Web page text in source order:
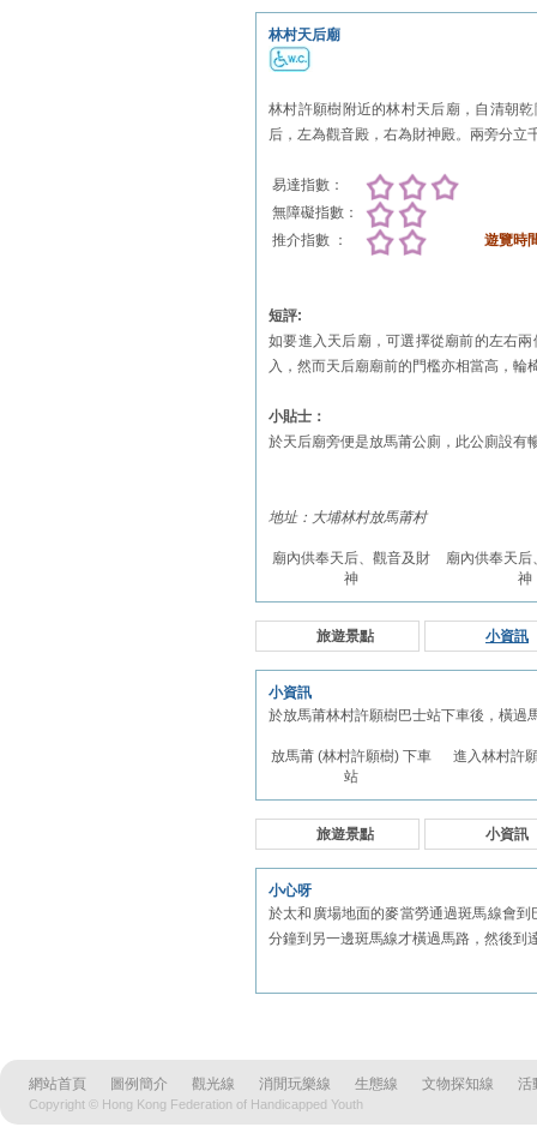
林村天后廟
林村許願樹附近的林村天后廟，自清朝
后，左為觀音殿，右為財神殿。兩旁分立
易達指數：
無障礙指數：
推介指數 ：
遊覽時
短評:
如要進入天后廟，可選擇從廟前的左右
入，然而天后廟廟前的門檻亦相當高，輪
小貼士：
於天后廟旁便是放馬莆公廁，此公廁設有
地址：大埔林村放馬莆村
廟內供奉天后、觀音及財
神
廟內供奉天后
神
旅遊景點 小資訊
小資訊
於放馬莆林村許願樹巴士站下車後，橫過
放馬莆 (林村許願樹) 下車
站
進入林村許
旅遊景點 小資訊
小心呀
於太和廣場地面的麥當勞通過斑馬線會
分鐘到另一邊斑馬線才橫過馬路，然後到
網站首頁 圖例簡介 觀光線 消閒玩樂線 生態線 文物探知線 活
Copyright © Hong Kong Federation of Handicapped Youth